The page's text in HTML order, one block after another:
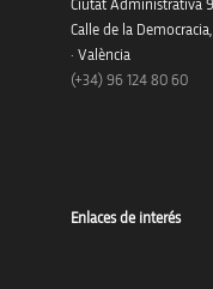
Ciutat Administrativa
Calle de la
· València
(+34) 96 124 80 60
Enlaces de interés